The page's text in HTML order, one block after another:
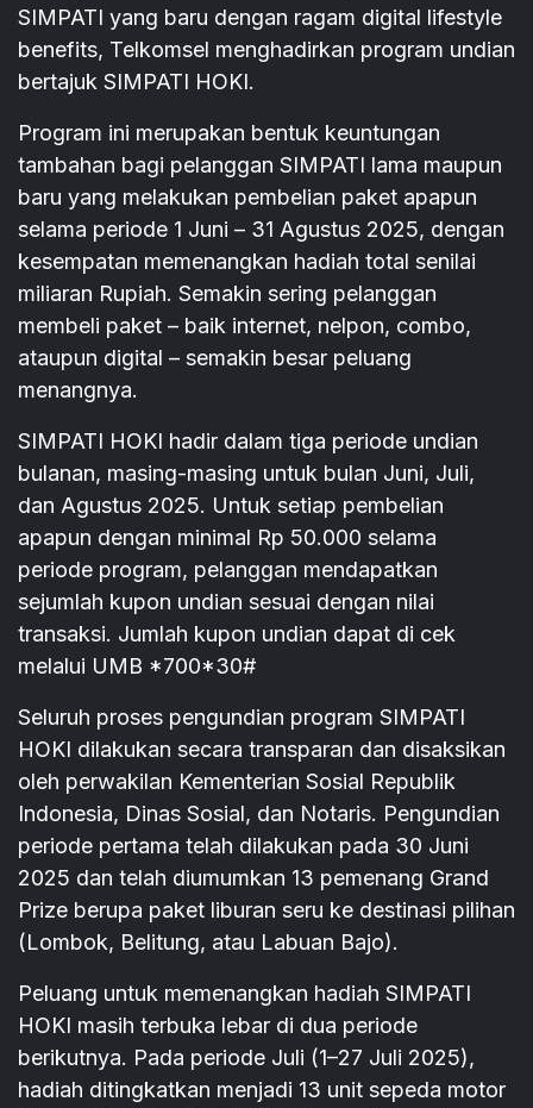
SIMPATI yang baru dengan ragam digital lifestyle
benefits, Telkomsel menghadirkan program undian
bertajuk SIMPATI HOKI.
Program ini merupakan bentuk keuntungan
tambahan bagi pelanggan SIMPATI lama maupun
baru yang melakukan pembelian paket apapun
selama periode 1 Juni – 31 Agustus 2025, dengan
kesempatan memenangkan hadiah total senilai
miliaran Rupiah. Semakin sering pelanggan
membeli paket – baik internet, nelpon, combo,
ataupun digital – semakin besar peluang
menangnya.
SIMPATI HOKI hadir dalam tiga periode undian
bulanan, masing-masing untuk bulan Juni, Juli,
dan Agustus 2025. Untuk setiap pembelian
apapun dengan minimal Rp 50.000 selama
periode program, pelanggan mendapatkan
sejumlah kupon undian sesuai dengan nilai
transaksi. Jumlah kupon undian dapat di cek
melalui UMB *700*30#
Seluruh proses pengundian program SIMPATI
HOKI dilakukan secara transparan dan disaksikan
oleh perwakilan Kementerian Sosial Republik
Indonesia, Dinas Sosial, dan Notaris. Pengundian
periode pertama telah dilakukan pada 30 Juni
2025 dan telah diumumkan 13 pemenang Grand
Prize berupa paket liburan seru ke destinasi pilihan
(Lombok, Belitung, atau Labuan Bajo).
Peluang untuk memenangkan hadiah SIMPATI
HOKI masih terbuka lebar di dua periode
berikutnya. Pada periode Juli (1–27 Juli 2025),
hadiah ditingkatkan menjadi 13 unit sepeda motor